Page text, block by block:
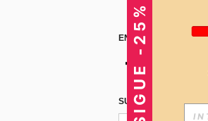
ENCUÉNTRANOS EN
SUSCRÍBETE PARA
CONSIGUE -25%